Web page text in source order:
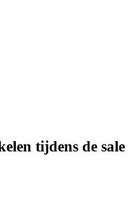
tijdens de sale